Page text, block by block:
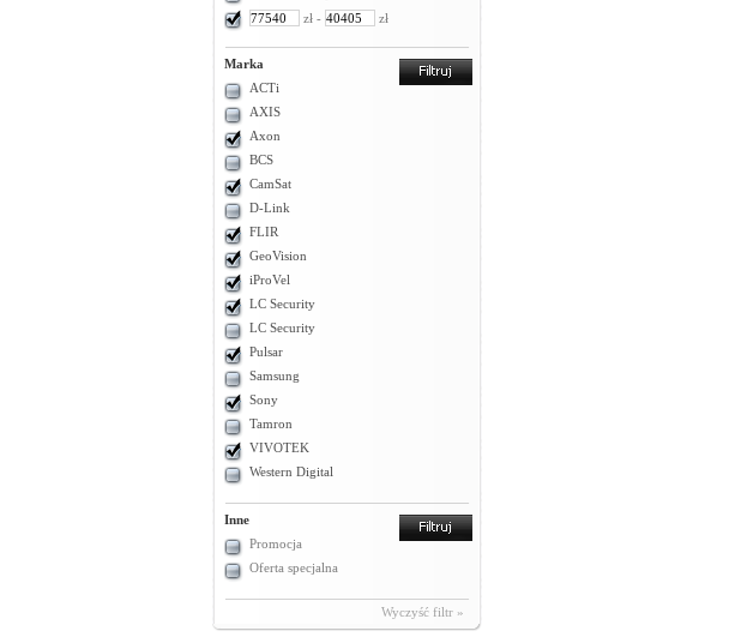
zł -
zł
Marka
ACTi
AXIS
Axon
BCS
CamSat
D-Link
FLIR
GeoVision
iProVel
LC Security
LC Security
Pulsar
Samsung
Sony
Tamron
VIVOTEK
Western Digital
Inne
Promocja
Oferta specjalna
Wyczyść filtr »